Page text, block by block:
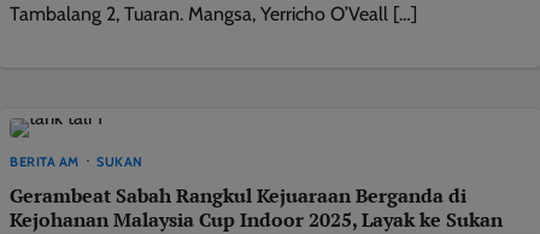
Tambalang 2, Tuaran. Mangsa, Yerricho O’Veall […]
BERITA AM SUKAN
Gerambeat Sabah Rangkul Kejuaraan Berganda di
Kejohanan Malaysia Cup Indoor 2025, Layak ke Sukan